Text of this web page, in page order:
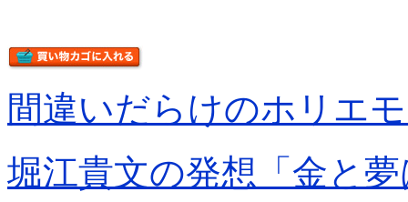
間違いだらけのホリエ
堀江貴文の発想「金と